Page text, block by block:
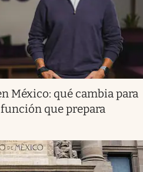
México: qué cambia para
que prepara